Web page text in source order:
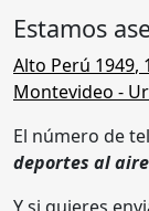
Estamos
Alto Perú 1949,
Montevideo -
El número de
deportes al
Y si quieres